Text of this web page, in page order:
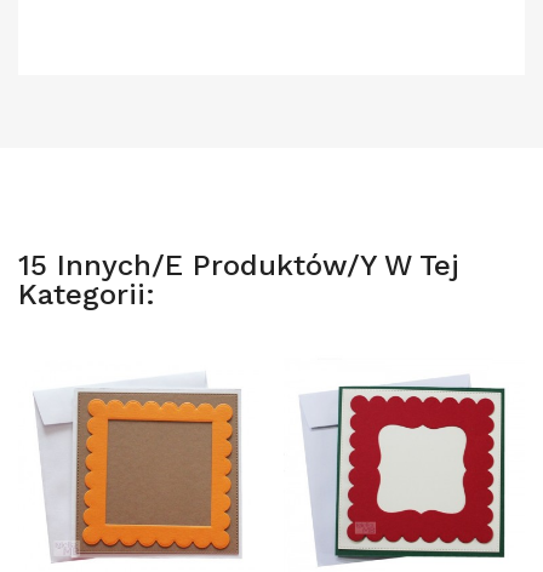
15 Innych/e Produktów/y W Tej
Kategorii: